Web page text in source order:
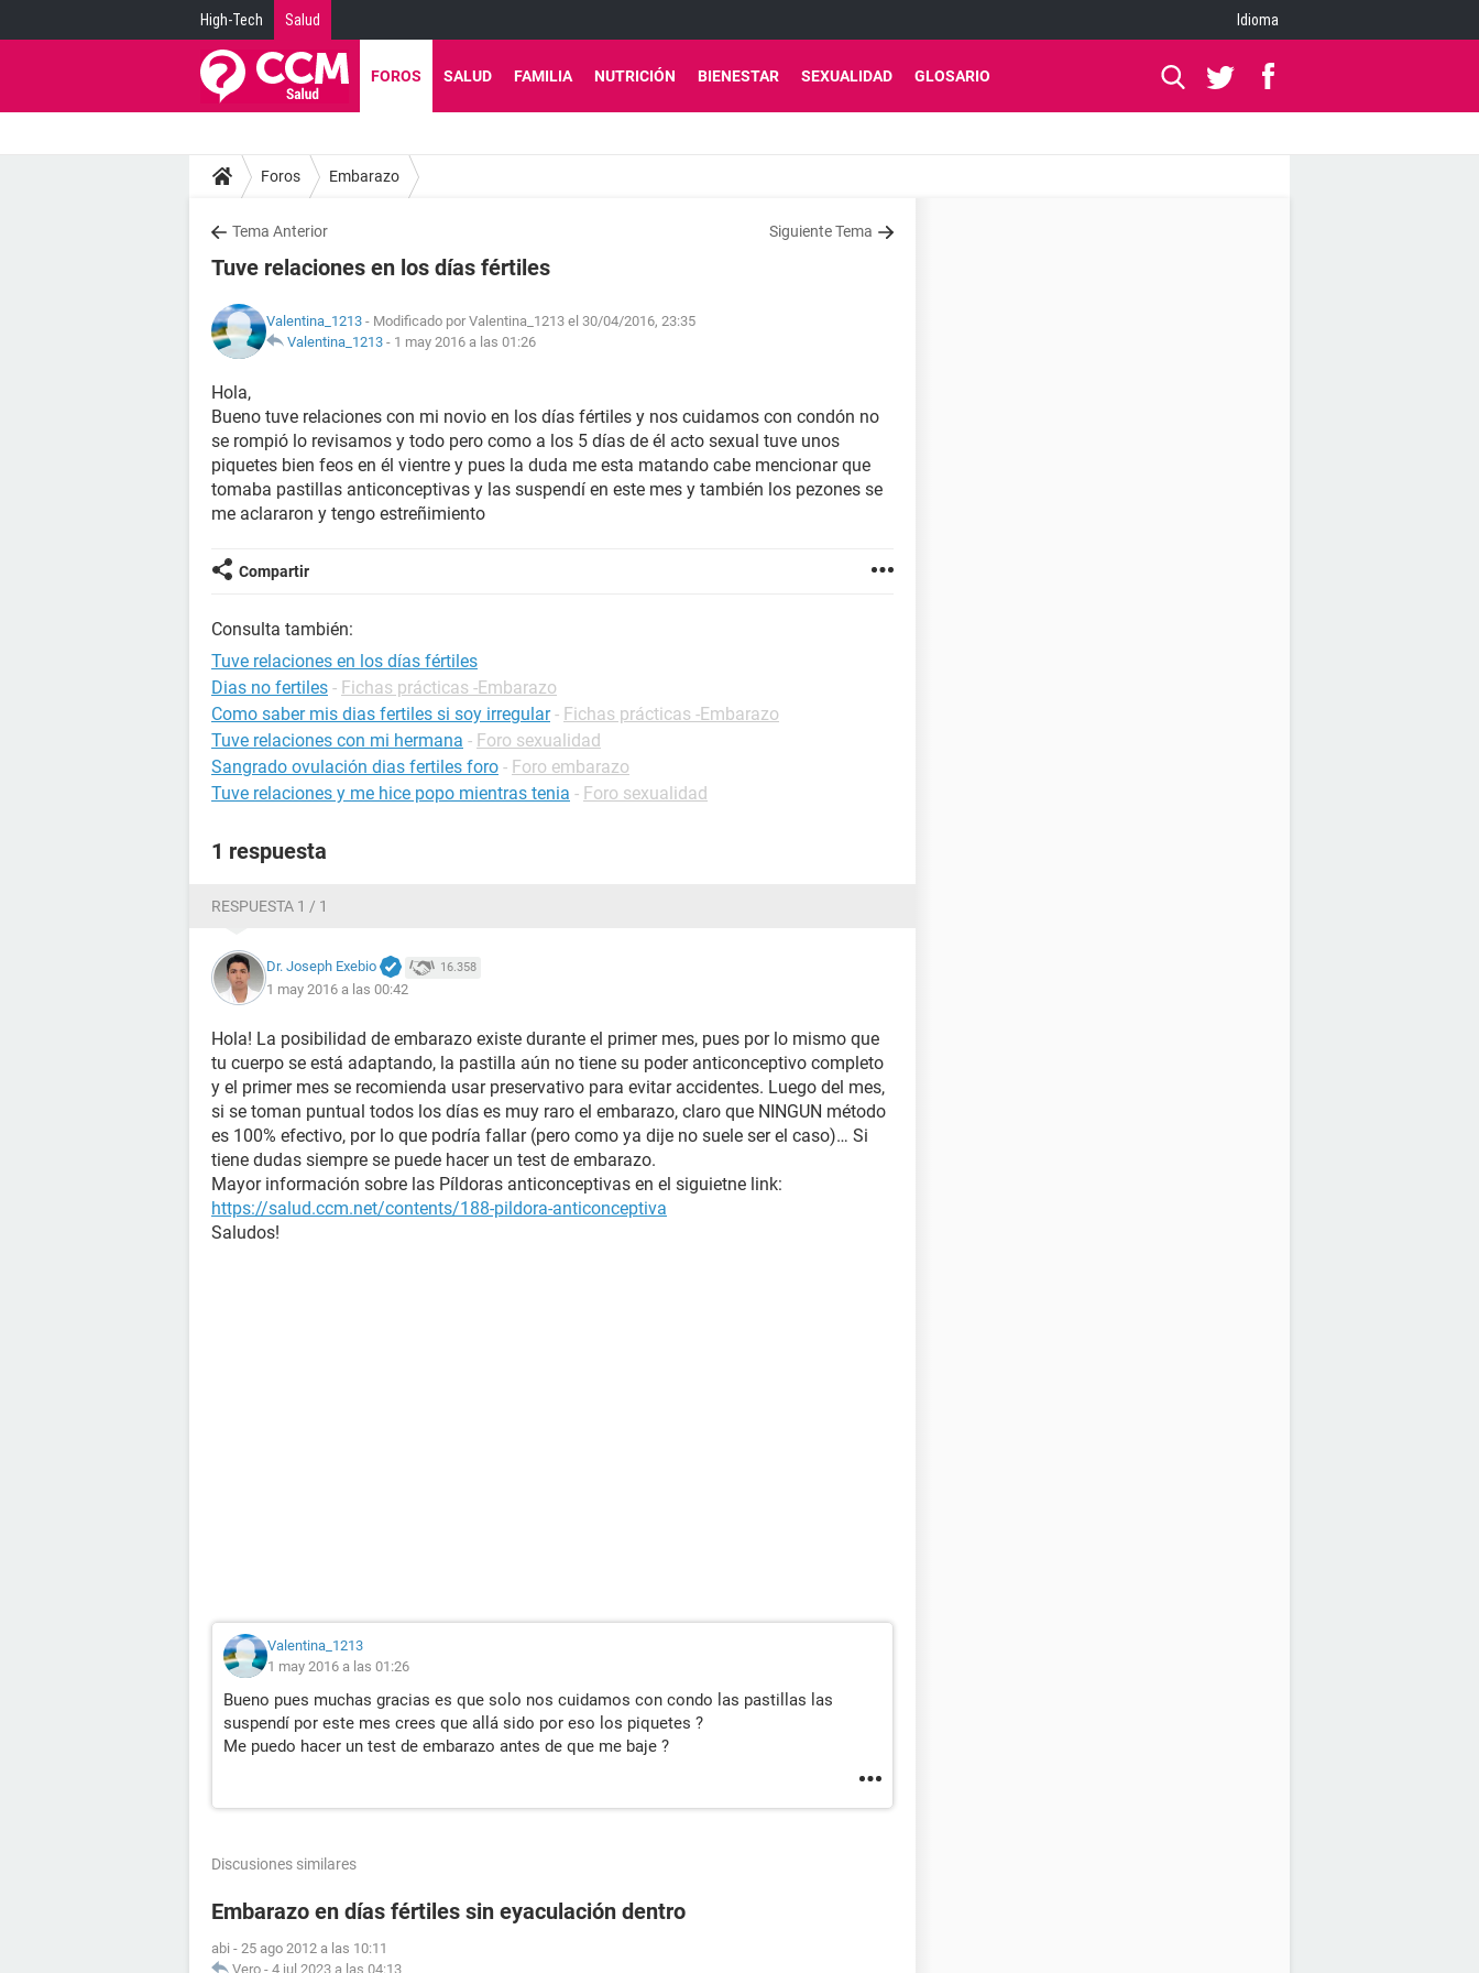
High-Tech Salud Idioma
FOROS SALUD FAMILIA NUTRICIÓN BIENESTAR SEXUALIDAD GLOSARIO
Foros Embarazo
Tema Anterior Siguiente Tema
Tuve relaciones en los días fértiles
Valentina_1213 - Modificado por Valentina_1213 el 30/04/2016, 23:35
Valentina_1213 - 1 may 2016 a las 01:26
Hola,
Bueno tuve relaciones con mi novio en los días fértiles y nos cuidamos con condón no
se rompió lo revisamos y todo pero como a los 5 días de él acto sexual tuve unos
piquetes bien feos en él vientre y pues la duda me esta matando cabe mencionar que
tomaba pastillas anticonceptivas y las suspendí en este mes y también los pezones se
me aclararon y tengo estreñimiento
Compartir
Consulta también:
Tuve relaciones en los días fértiles
Dias no fertiles - Fichas prácticas -Embarazo
Como saber mis dias fertiles si soy irregular - Fichas prácticas -Embarazo
Tuve relaciones con mi hermana - Foro sexualidad
Sangrado ovulación dias fertiles foro - Foro embarazo
Tuve relaciones y me hice popo mientras tenia - Foro sexualidad
1 respuesta
RESPUESTA 1 / 1
Dr. Joseph Exebio 16.358
1 may 2016 a las 00:42
Hola! La posibilidad de embarazo existe durante el primer mes, pues por lo mismo que
tu cuerpo se está adaptando, la pastilla aún no tiene su poder anticonceptivo completo
y el primer mes se recomienda usar preservativo para evitar accidentes. Luego del mes,
si se toman puntual todos los días es muy raro el embarazo, claro que NINGUN método
es 100% efectivo, por lo que podría fallar (pero como ya dije no suele ser el caso)… Si
tiene dudas siempre se puede hacer un test de embarazo.
Mayor información sobre las Píldoras anticonceptivas en el siguietne link:
https://salud.ccm.net/contents/188-pildora-anticonceptiva
Saludos!
Valentina_1213
1 may 2016 a las 01:26
Bueno pues muchas gracias es que solo nos cuidamos con condo las pastillas las
suspendí por este mes crees que allá sido por eso los piquetes ?
Me puedo hacer un test de embarazo antes de que me baje ?
Discusiones similares
Embarazo en días fértiles sin eyaculación dentro
abi - 25 ago 2012 a las 10:11
Vero - 4 jul 2023 a las 04:13